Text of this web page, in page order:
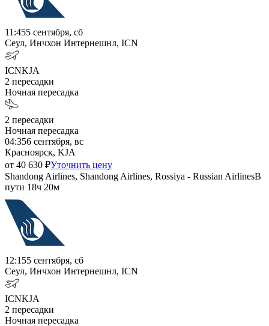
11:455 сентября, сб
Сеул, Инчхон Интернешнл, ICN
ICNKJA
2 пересадки
Ночная пересадка
2 пересадки
Ночная пересадка
04:356 сентября, вс
Красноярск, KJA
от 40 630 ₽Уточнить цену
Shandong Airlines, Shandong Airlines, Rossiya - Russian AirlinesВ
пути 18ч 20м
12:155 сентября, сб
Сеул, Инчхон Интернешнл, ICN
ICNKJA
2 пересадки
Ночная пересадка